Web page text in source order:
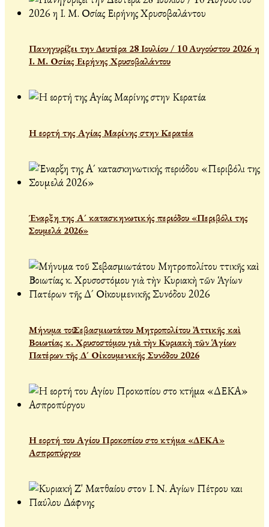
Πανηγυρίζει την Δευτέρα 28 Ιουλίου / 10 Αυγούστου 2026 η
Ι. Μ. Οσίας Ειρήνης Χρυσοβαλάντου
Η εορτή της Αγίας Μαρίνης στην Κερατέα
Έναρξη της Α´ κατασκηνωτικής περιόδου «Περιβόλι της
Σουμελά 2026»
Μήνυμα τοῦ Σεβασμιωτάτου Μητροπολίτου Ἀττικῆς καὶ
Βοιωτίας κ. Χρυσοστόμου γιὰ τὴν Κυριακὴ τῶν Ἁγίων
Πατέρων τῆς Δ´ Οἰκουμενικῆς Συνόδου 2026
Η εορτή του Αγίου Προκοπίου στο κτήμα «ΔΕΚΑ»
Ασπροπύργου